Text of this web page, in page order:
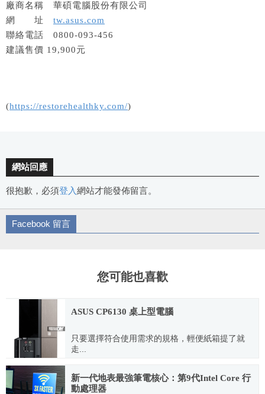
廠商名稱 華碩電腦股份有限公司
網 址 tw.asus.com
聯絡電話 0800-093-456
建議售價 19,900元
(https://restorehealthky.com/)
網站回應
很抱歉，必須登入網站才能發佈留言。
Facebook 留言
您可能也喜歡
ASUS CP6130 桌上型電腦
只要選擇符合使用需求的規格，輕便紙箱提了就
走...
2011.05.29
新一代地表最強筆電核心：第9代Intel Core 行
動處理器